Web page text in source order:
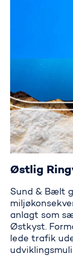
Østlig
Sund & Bælt
anlagt som
Østkyst.
lede trafik